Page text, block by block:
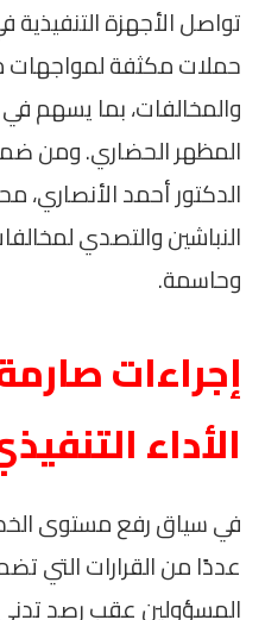
تواصل الأجهزة
حملات مكثفة لمواجهات
والمخالفات، بما يسهم
المظهر الحضاري. ومن
الدكتور أحمد الأنصاري،
النباشين والتصدي
وحاسمة.
إجراءات
الأداء
في سياق رفع مستوى
عددًا من القرارات التي
المسؤولين عقب رصد